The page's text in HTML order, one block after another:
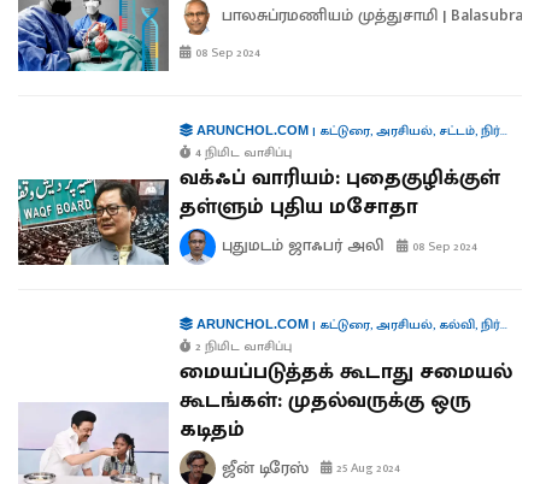
பாலசுப்ரமணியம் முத்துசாமி |
08 Sep 2024
ARUNCHOL.COM| கட்டுரை,அரசியல், சட்டம்,நிர்வாகம்
4 நிமிட வாசிப்பு
வக்ஃப் வாரியம்: புதைகுழிக்குள்
தள்ளும் புதிய மசோதா
புதுமடம் ஜாஃபர் அலி 08 Sep 2024
ARUNCHOL.COM| கட்டுரை,அரசியல், கல்வி,நிர்வாகம்
2 நிமிட வாசிப்பு
மையப்படுத்தக் கூடாது சமையல்
கூடங்கள்: முதல்வருக்கு ஒரு
கடிதம்
ஜீன் டிரேஸ் 25 Aug 2024